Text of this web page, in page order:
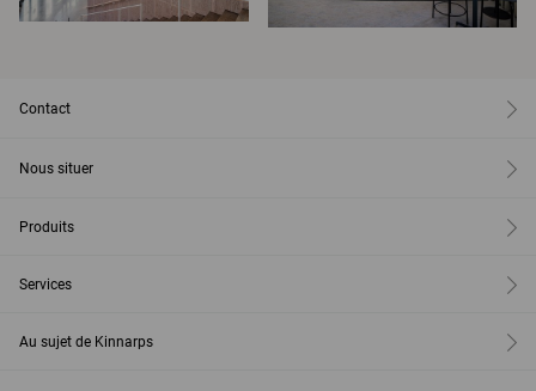
Contact
Nous situer
Produits
Services
Au sujet de Kinnarps